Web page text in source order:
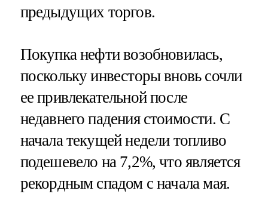
предыдущих торгов.
Покупка нефти возобновилась,
поскольку инвесторы вновь сочли
ее привлекательной после
недавнего падения стоимости. С
начала текущей недели топливо
подешевело на 7,2%, что является
рекордным спадом с начала мая.